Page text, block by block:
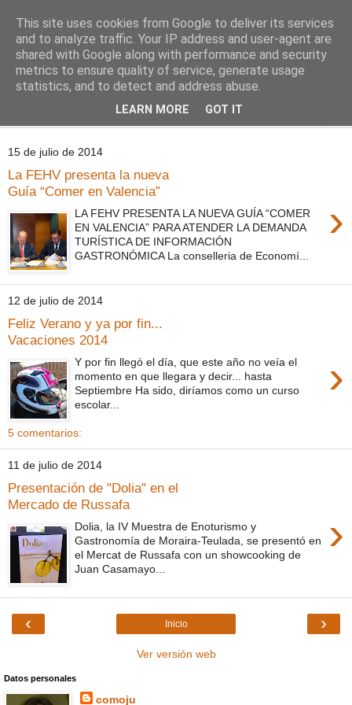
Comoju
La Cocina del Día a Día y el día a día de la Gastronomía
15 de julio de 2014
La FEHV presenta la nueva
Guía “Comer en Valencia”
›
LA FEHV PRESENTA LA NUEVA GUÍA “COMER
EN VALENCIA” PARA ATENDER LA DEMANDA
TURÍSTICA DE INFORMACIÓN
GASTRONÓMICA La conselleria de Economí...
12 de julio de 2014
Feliz Verano y ya por fin...
Vacaciones 2014
›
Y por fin llegó el día, que este año no veía el
momento en que llegara y decir... hasta
Septiembre Ha sido, diríamos como un curso
escolar...
5 comentarios:
11 de julio de 2014
Presentación de "Dolia" en el
Mercado de Russafa
›
Dolia, la IV Muestra de Enoturismo y
Gastronomía de Moraira-Teulada, se presentó en
el Mercat de Russafa con un showcooking de
Juan Casamayo...
‹ ›
Inicio
Ver versión web
Datos personales
comoju
This site uses cookies from Google to deliver its services
and to analyze traffic. Your IP address and user-agent are
shared with Google along with performance and security
metrics to ensure quality of service, generate usage
statistics, and to detect and address abuse.
LEARN MORE GOT IT